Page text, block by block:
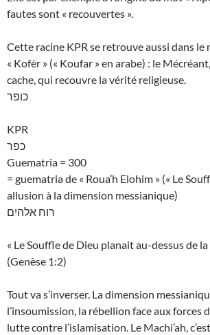
fautes sont « recouvertes ».
Cette racine KPR se retrouve aussi dans le
« Kofèr » (« Koufar » en arabe) : le
cache, qui recouvre la vérité religieuse.
כופר
KPR
כפר
Guematria = 300
= guematria de « Roua’h Elohim » (« Le
allusion à la dimension messianique)
רוח אלהים
« Le Souffle de Dieu planait au-dessus de
(Genèse 1:2)
Tout va s’inverser. La dimension
l’insoumission, la rébellion face aux forces
lutte contre l’islamisation. Le Machi’ah,